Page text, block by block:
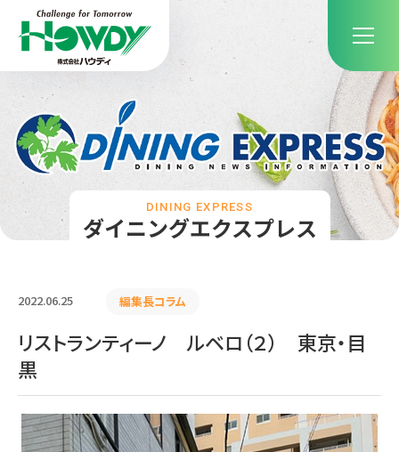
ダイニングエクスプレス
DINING EXPRESS
2022.06.25 編集長コラム
リストランティーノ ルベロ（２） 東京・目
黒